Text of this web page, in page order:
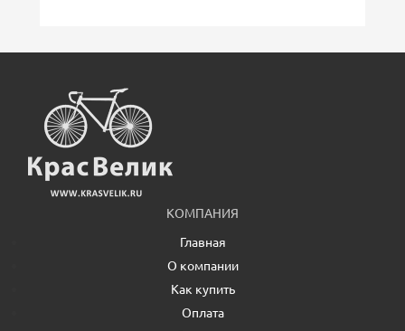
КОМПАНИЯ
Главная
О компании
Как купить
Оплата